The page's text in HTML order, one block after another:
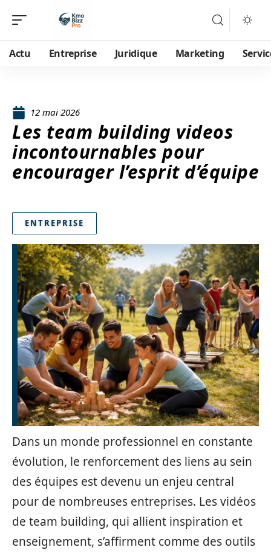
Actu Entreprise Juridique Marketing
12 mai 2026
Les team building videos
incontournables pour
encourager l’esprit d’équipe
ENTREPRISE
Dans un monde professionnel en constante
évolution, le renforcement des liens au sein
des équipes est devenu un enjeu central
pour de nombreuses entreprises. Les vidéos
de team building, qui allient inspiration et
enseignement, s’affirment comme des outils